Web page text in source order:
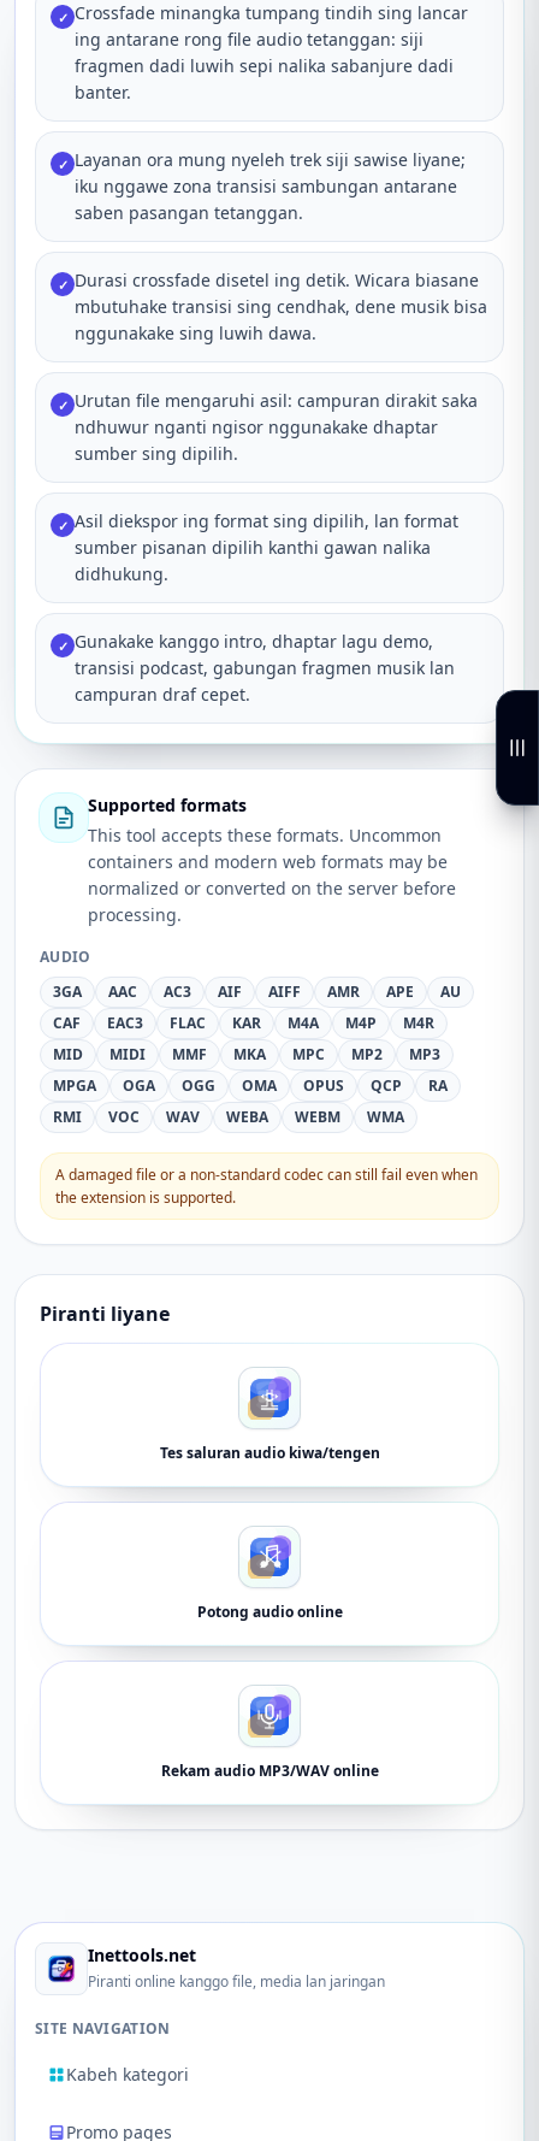
✓ Crossfade minangka tumpang tindih sing lancar
ing antarane rong file audio tetanggan: siji
fragmen dadi luwih sepi nalika sabanjure dadi
banter.
✓ Layanan ora mung nyeleh trek siji sawise liyane;
iku nggawe zona transisi sambungan antarane
saben pasangan tetanggan.
✓ Durasi crossfade disetel ing detik. Wicara biasane
mbutuhake transisi sing cendhak, dene musik bisa
nggunakake sing luwih dawa.
✓ Urutan file mengaruhi asil: campuran dirakit saka
ndhuwur nganti ngisor nggunakake dhaptar
sumber sing dipilih.
✓ Asil diekspor ing format sing dipilih, lan format
sumber pisanan dipilih kanthi gawan nalika
didhukung.
✓ Gunakake kanggo intro, dhaptar lagu demo,
transisi podcast, gabungan fragmen musik lan
campuran draf cepet.
Supported formats
This tool accepts these formats. Uncommon
containers and modern web formats may be
normalized or converted on the server before
processing.
AUDIO
3GA
AAC AC3 AIF AIFF AMR APE
AU
CAF
EAC3 FLAC KAR M4A M4P
M4R
MID
MIDI MMF MKA MPC MP2
MP3
MPGA
OGA OGG OMA OPUS QCP
RA
RMI
VOC WAV WEBA WEBM WMA
A damaged file or a non-standard codec can still fail even when
the extension is supported.
Piranti liyane
Tes saluran audio kiwa/tengen
Potong audio online
Rekam audio MP3/WAV online
Inettools.net
Piranti online kanggo file, media lan jaringan
SITE NAVIGATION
Kabeh kategori
Promo pages